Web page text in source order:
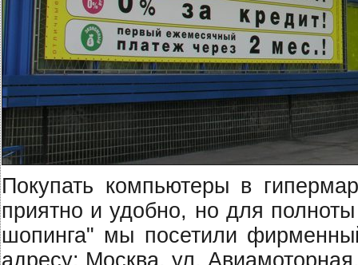
Покупать компьютеры в
приятно и удобно, но для
шопинга" мы посетили
адресу: Москва, ул.